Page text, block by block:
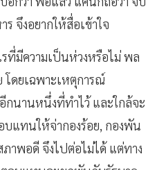
จึงอยากให้สื่อเข้าใจ
ที่มีความเป็นห่วงหรือไม่ พล
โดยเฉพาะเหตุการณ์
นานหนึ่งที่ทำไว้ และใกล้จะ
บแทนให้จ่ากองร้อย, กองพัน
าพอดี จึงไปต่อไม่ได้ แต่ทาง